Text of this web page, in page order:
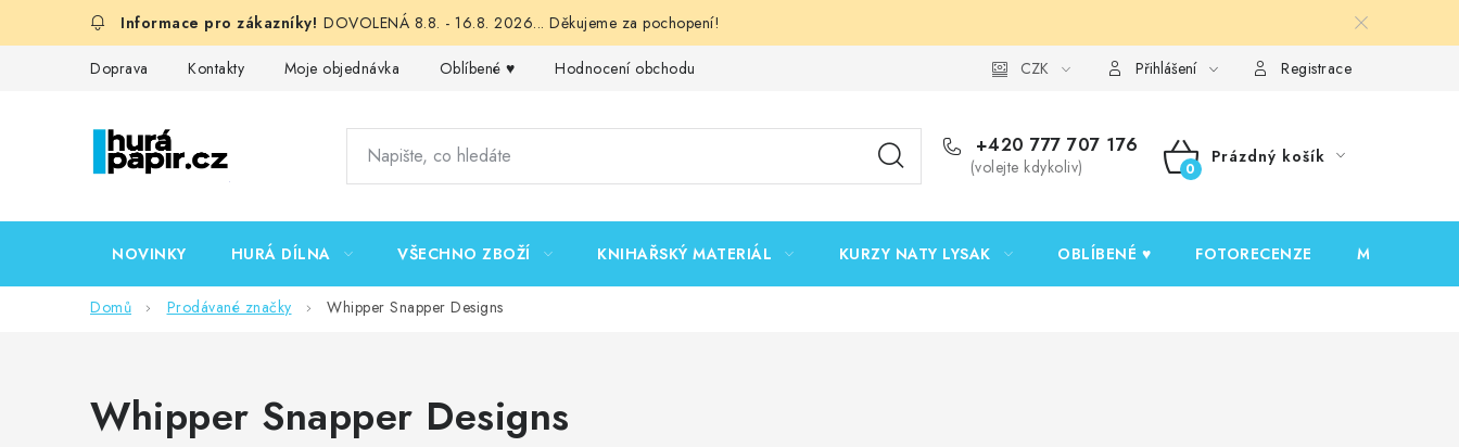
DOVOLENÁ 8.8. - 16.8. 2026... Děkujeme za pochopení!
Doprava Kontakty Moje objednávka Oblíbené ♥️ Hodnocení obchodu Podmínky ochrany osobních údajů Ověřování recenzí
CZK Přihlášení Registrace
+420 777 707 176
(volejte kdykoliv)
NÁKUPNÍ
Prázdný košík
NOVINKY HURÁ DÍLNA VŠECHNO ZBOŽÍ KNIHAŘSKÝ MATERIÁL KURZY NATY LYSAK OBLÍBENÉ ♥️ FOTORECENZE MOJE
Domů Prodávané značky Whipper Snapper Designs
Whipper Snapper Designs